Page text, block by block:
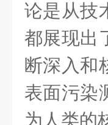
论是从技
都展现出
断深入和
表面污染
为人类的